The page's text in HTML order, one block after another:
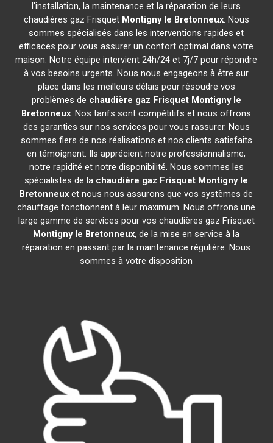
l'installation, la maintenance et la réparation de leurs
chaudières gaz Frisquet Montigny le Bretonneux. Nous
sommes spécialisés dans les interventions rapides et
efficaces pour vous assurer un confort optimal dans votre
maison. Notre équipe intervient 24h/24 et 7j/7 pour répondre
à vos besoins urgents. Nous nous engageons à être sur
place dans les meilleurs délais pour résoudre vos
problèmes de chaudière gaz Frisquet Montigny le
Bretonneux. Nos tarifs sont compétitifs et nous offrons
des garanties sur nos services pour vous rassurer. Nous
sommes fiers de nos réalisations et nos clients satisfaits
en témoignent. Ils apprécient notre professionnalisme,
notre rapidité et notre disponibilité. Nous sommes les
spécialistes de la chaudière gaz Frisquet Montigny le
Bretonneux et nous nous assurons que vos systèmes de
chauffage fonctionnent à leur maximum. Nous offrons une
large gamme de services pour vos chaudières gaz Frisquet
Montigny le Bretonneux, de la mise en service à la
réparation en passant par la maintenance régulière. Nous
sommes à votre disposition